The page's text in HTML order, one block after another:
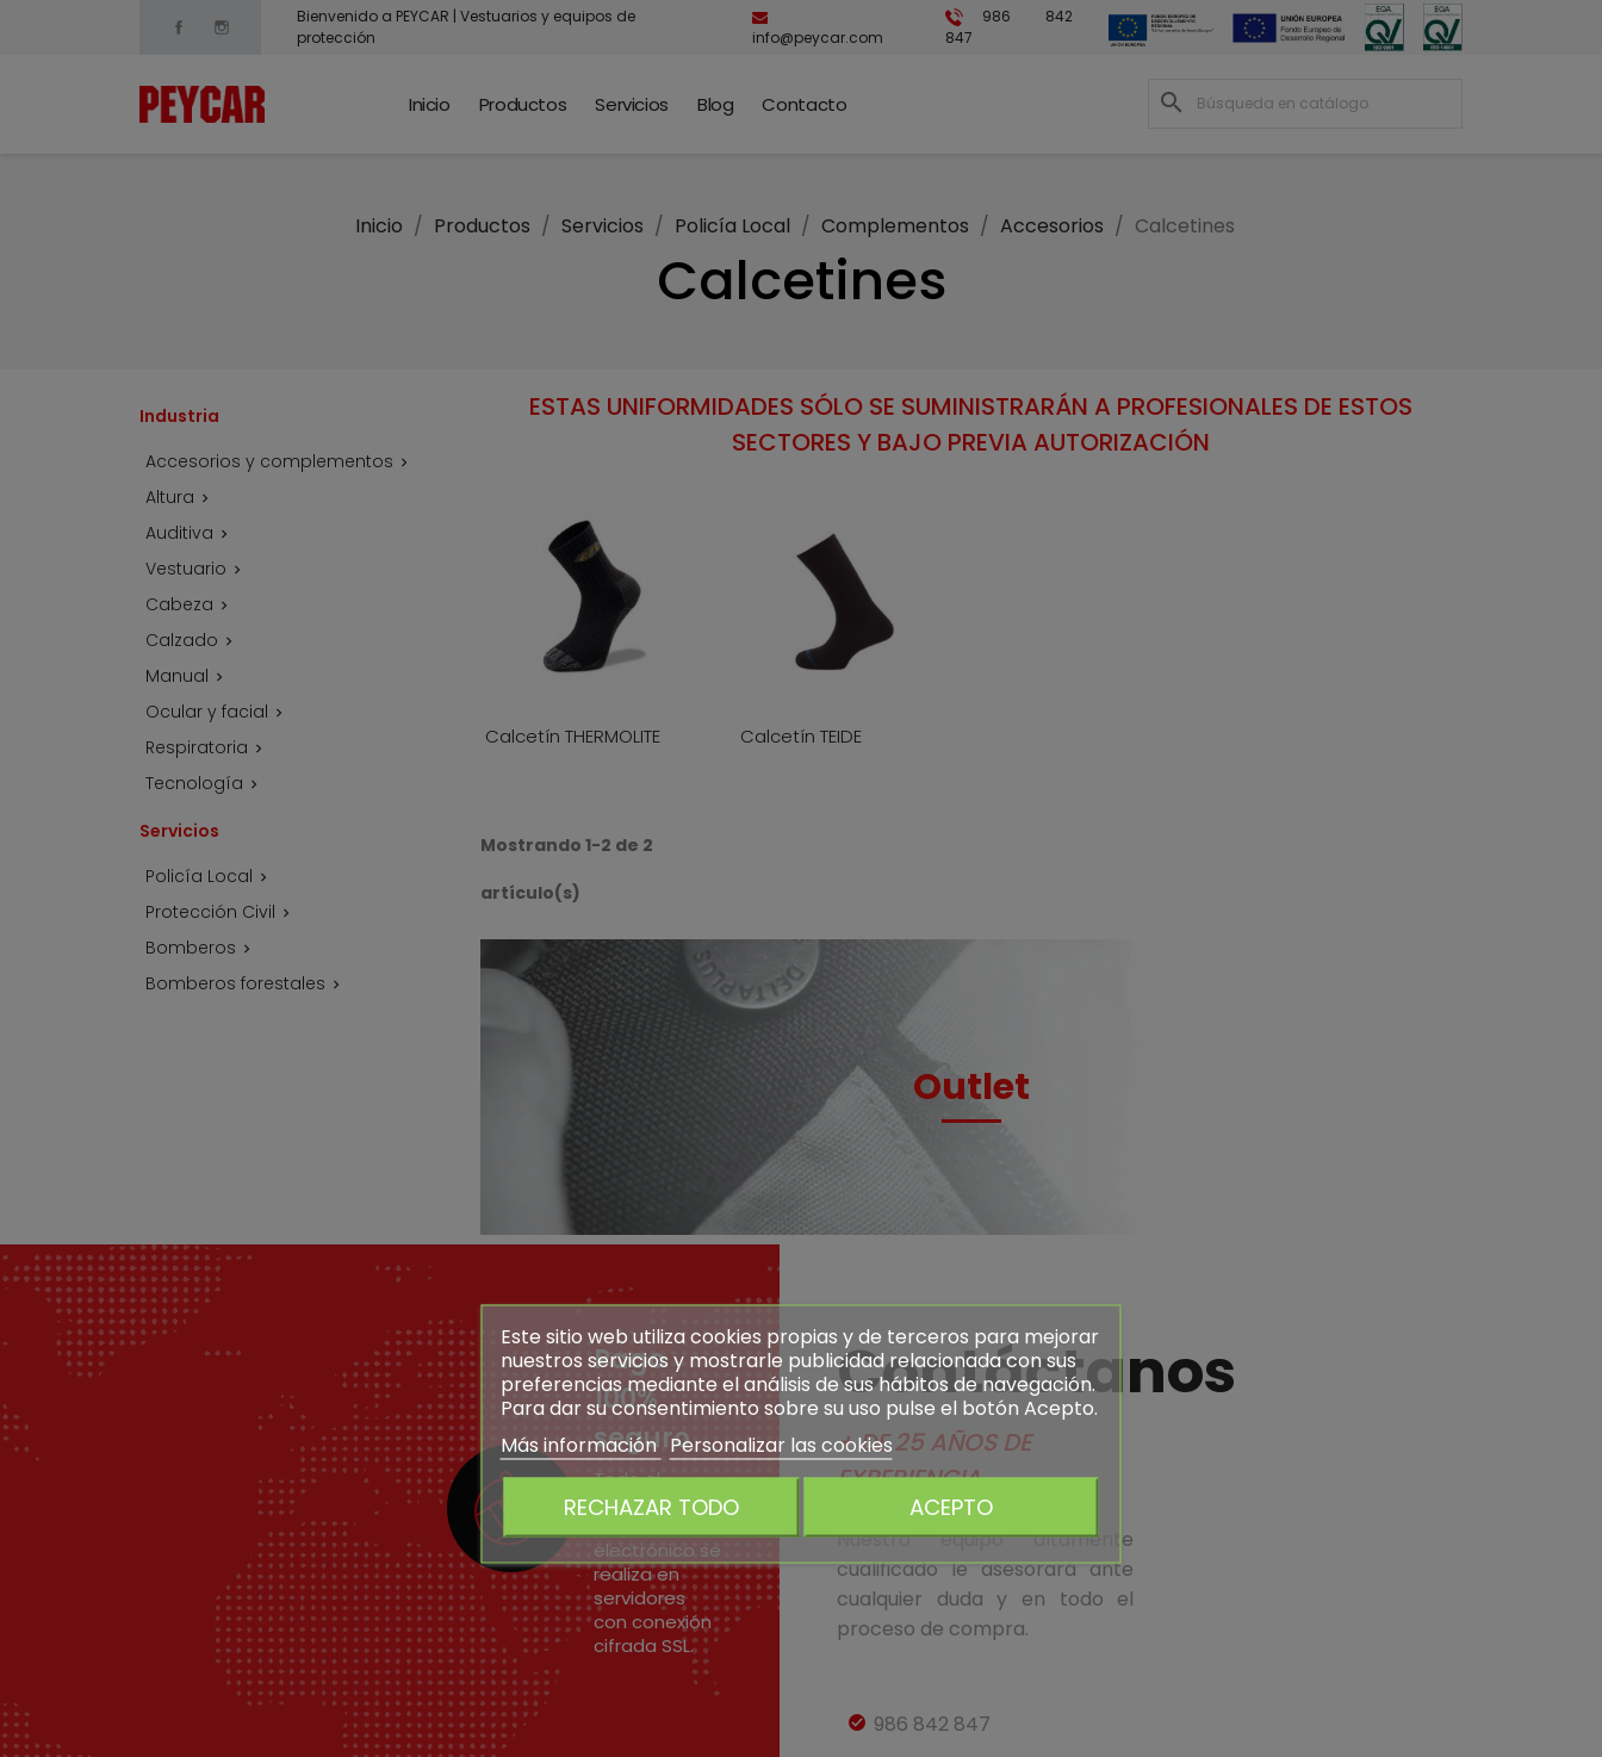
FacebookInstagram
Bienvenido a PEYCAR | Vestuarios y equipos de
protección
info@peycar.com
986 842
847
Inicio Productos Servicios Blog Contacto search
Inicio Productos Servicios Policía Local Complementos Accesorios Calcetines
Calcetines
Industria
Accesorios y complementos 
Altura 
Auditiva 
Vestuario 
Cabeza 
Calzado 
Manual 
Ocular y facial 
Respiratoria 
Tecnología 
Servicios
Policía Local 
Protección Civil 
Bomberos 
Bomberos forestales 
ESTAS UNIFORMIDADES SÓLO SE SUMINISTRARÁN A PROFESIONALES DE ESTOS
SECTORES Y BAJO PREVIA AUTORIZACIÓN
Calcetín THERMOLITE Calcetín TEIDE
Mostrando 1-2 de 2
artículo(s)
Outlet
Pago
100%
seguro
Todo el
proceso de
electrónico se
realiza en
servidores
con conexión
cifrada SSL.
Contáctanos
+ DE 25 AÑOS DE
EXPERIENCIA
Nuestro equipo altamente
cualificado le asesorará ante
cualquier duda y en todo el
proceso de compra.
986 842 847
Este sitio web utiliza cookies propias y de terceros para mejorar
nuestros servicios y mostrarle publicidad relacionada con sus
preferencias mediante el análisis de sus hábitos de navegación.
Para dar su consentimiento sobre su uso pulse el botón Acepto.
Más información Personalizar las cookies
RECHAZAR TODO ACEPTO